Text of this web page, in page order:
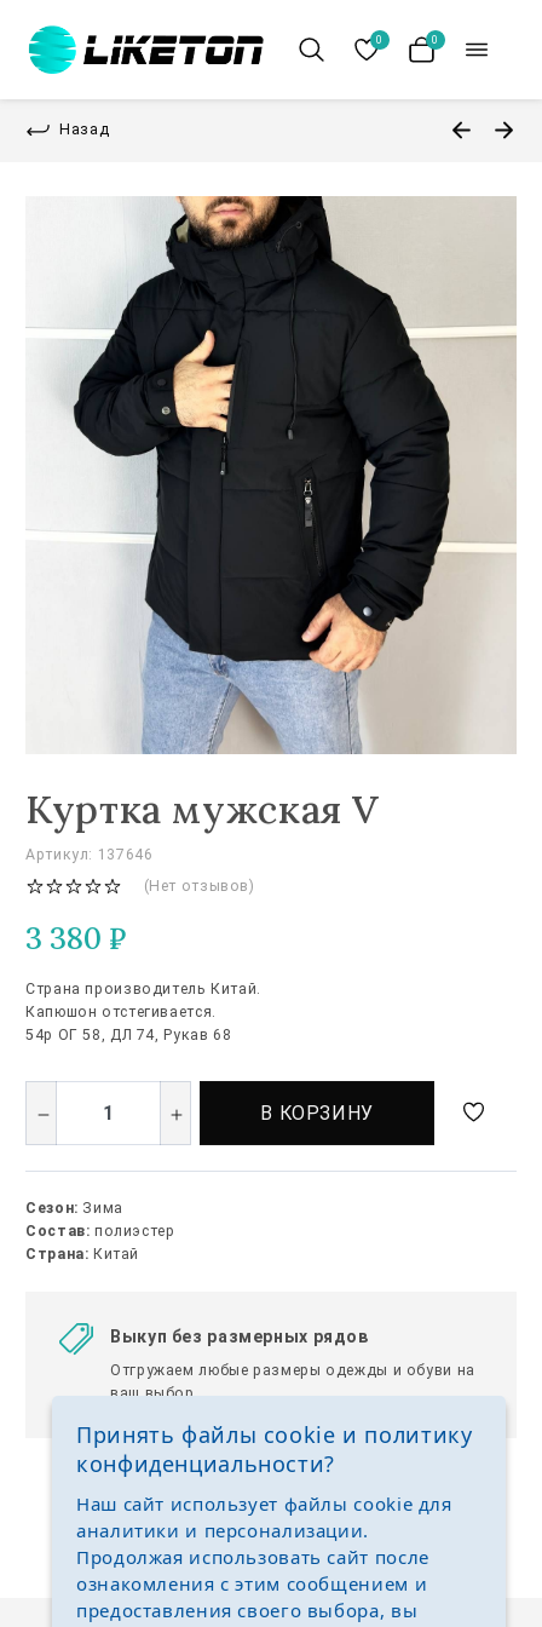
0 0
Назад
Куртка мужская V
Артикул: 137646
(Нет отзывов)
3 380 ₽
Страна производитель Китай.
Капюшон отстегивается.
54р ОГ 58, ДЛ 74, Рукав 68
В КОРЗИНУ
Сезон: Зима
Состав: полиэстер
Страна: Китай
Выкуп без размерных рядов
Отгружаем любые размеры одежды и обуви на
ваш выбор
Принять файлы cookie и политику
конфиденциальности?
Наш сайт использует файлы cookie для
аналитики и персонализации.
Продолжая использовать сайт после
ознакомления с этим сообщением и
предоставления своего выбора, вы